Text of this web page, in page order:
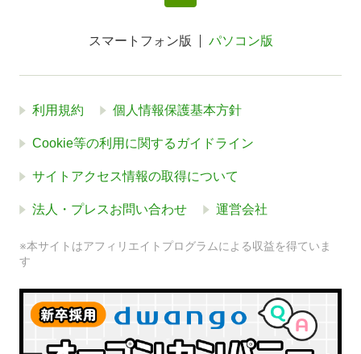
スマートフォン版 パソコン版
利用規約 個人情報保護基本方針
Cookie等の利用に関するガイドライン
サイトアクセス情報の取得について
法人・プレスお問い合わせ 運営会社
※本サイトはアフィリエイトプログラムによる収益を得ていま
す